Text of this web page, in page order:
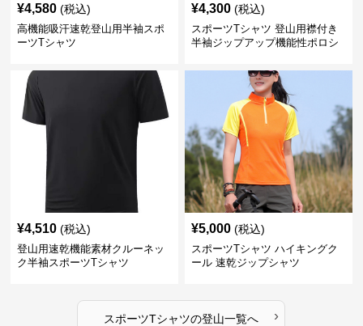
¥4,580 (税込)
高機能吸汗速乾登山用半袖スポ
ーツTシャツ
¥4,300 (税込)
スポーツTシャツ 登山用襟付き
半袖ジップアップ機能性ポロシ
¥4,510 (税込)
登山用速乾機能素材クルーネッ
ク半袖スポーツTシャツ
¥5,000 (税込)
スポーツTシャツ ハイキングク
ール 速乾ジップシャツ
スポーツTシャツの登山一覧へ ›